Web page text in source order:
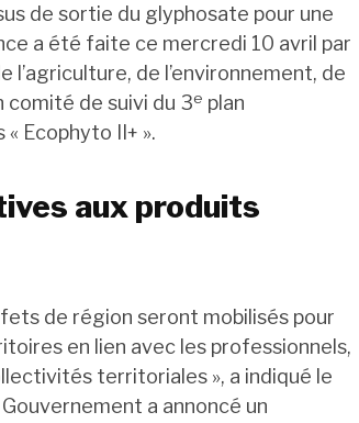
de sortie du glyphosate pour une
a été faite ce mercredi 10 avril par
de l’environnement, de
comité de suivi du 3e plan
Ecophyto II+ ».
aux produits
de région seront mobilisés pour
en lien avec les professionnels,
territoriales », a indiqué le
a annoncé un